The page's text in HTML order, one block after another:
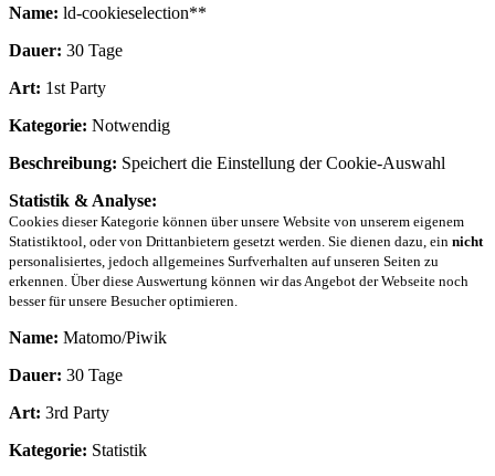
Name: ld-cookieselection**
Dauer: 30 Tage
Art: 1st Party
Kategorie: Notwendig
Beschreibung: Speichert die Einstellung der Cookie-Auswahl
Statistik & Analyse:
Cookies dieser Kategorie können über unsere Website von unserem eigenem
Statistiktool, oder von Drittanbietern gesetzt werden. Sie dienen dazu, ein nicht
personalisiertes, jedoch allgemeines Surfverhalten auf unseren Seiten zu
erkennen. Über diese Auswertung können wir das Angebot der Webseite noch
besser für unsere Besucher optimieren.
Name: Matomo/Piwik
Dauer: 30 Tage
Art: 3rd Party
Kategorie: Statistik